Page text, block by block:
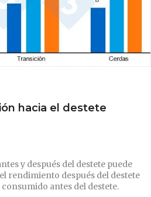
hacia el destete
y después del destete puede
rendimiento después del destete
antes del destete.